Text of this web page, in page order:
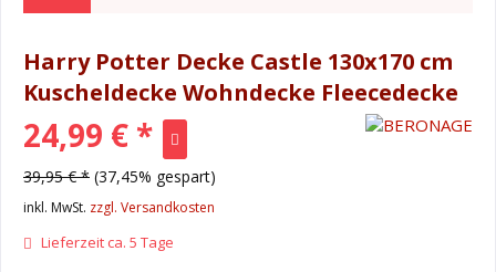
Harry Potter Decke Castle 130x170 cm
Kuscheldecke Wohndecke Fleecedecke
24,99 € *
39,95 € * (37,45% gespart)
inkl. MwSt. zzgl. Versandkosten
Lieferzeit ca. 5 Tage